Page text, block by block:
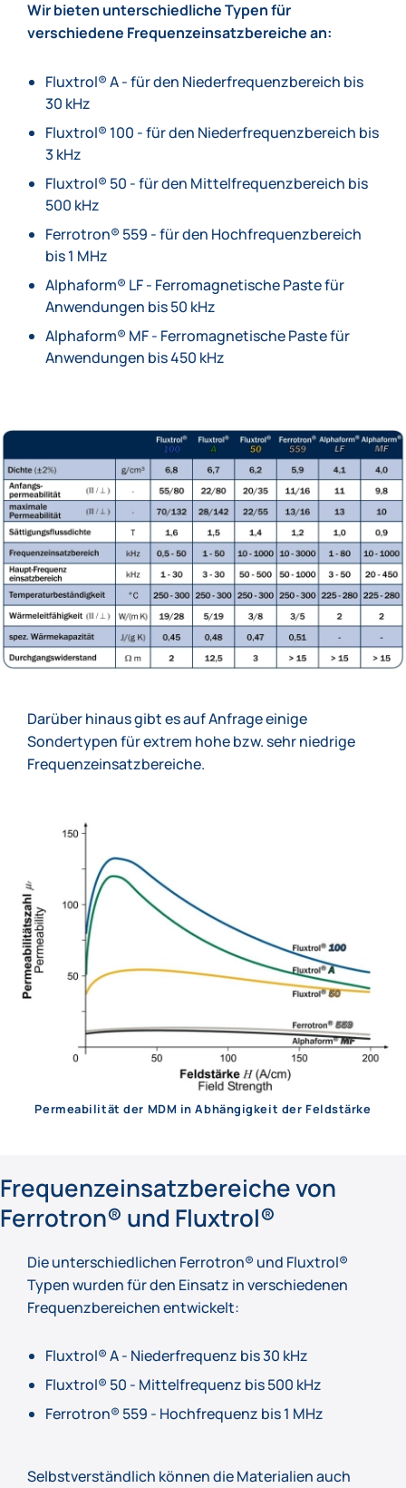
Wir bieten unterschiedliche Typen für
verschiedene Frequenzeinsatzbereiche an:
Fluxtrol® A - für den Niederfrequenzbereich bis
30 kHz
Fluxtrol® 100 - für den Niederfrequenzbereich bis
3 kHz
Fluxtrol® 50 - für den Mittelfrequenzbereich bis
500 kHz
Ferrotron® 559 - für den Hochfrequenzbereich
bis 1 MHz
Alphaform® LF - Ferromagnetische Paste für
Anwendungen bis 50 kHz
Alphaform® MF - Ferromagnetische Paste für
Anwendungen bis 450 kHz
Darüber hinaus gibt es auf Anfrage einige
Sondertypen für extrem hohe bzw. sehr niedrige
Frequenzeinsatzbereiche.
Permeabilität der MDM in Abhängigkeit der Feldstärke
Frequenzeinsatzbereiche von
Ferrotron® und Fluxtrol®
Die unterschiedlichen Ferrotron® und Fluxtrol®
Typen wurden für den Einsatz in verschiedenen
Frequenzbereichen entwickelt:
Fluxtrol® A - Niederfrequenz bis 30 kHz
Fluxtrol® 50 - Mittelfrequenz bis 500 kHz
Ferrotron® 559 - Hochfrequenz bis 1 MHz
Selbstverständlich können die Materialien auch